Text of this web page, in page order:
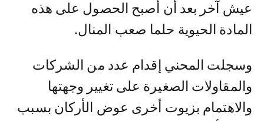
عيش آخر بعد أن أصبح الحصول على هذه
المادة الحيوية حلما صعب المنال.
وسجلت المحني إقدام عدد من الشركات
والمقاولات الصغيرة على تغيير وجهتها
والاهتمام بزيوت أخرى عوض الأركان بسبب